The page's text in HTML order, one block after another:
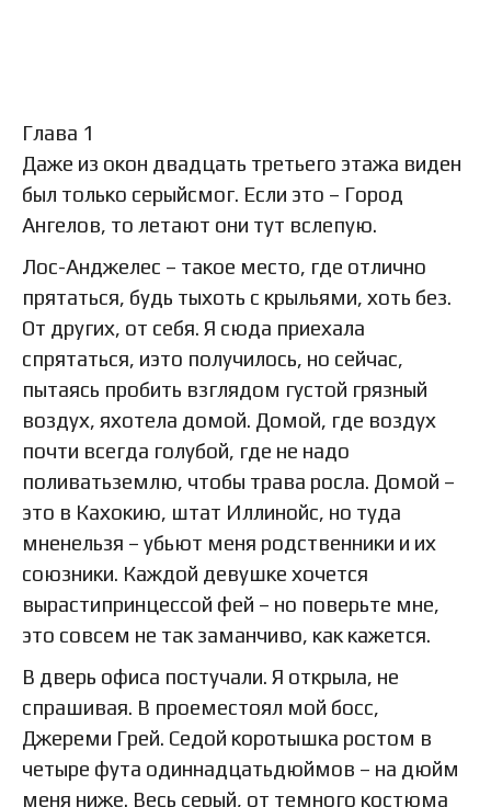
Глава 1
Даже из окон двадцать третьего этажа виден
был только серыйсмог. Если это – Город
Ангелов, то летают они тут вслепую.
Лос-Анджелес – такое место, где отлично
прятаться, будь тыхоть с крыльями, хоть без.
От других, от себя. Я сюда приехала
спрятаться, иэто получилось, но сейчас,
пытаясь пробить взглядом густой грязный
воздух, яхотела домой. Домой, где воздух
почти всегда голубой, где не надо
поливатьземлю, чтобы трава росла. Домой –
это в Кахокию, штат Иллинойс, но туда
мненельзя – убьют меня родственники и их
союзники. Каждой девушке хочется
вырастипринцессой фей – но поверьте мне,
это совсем не так заманчиво, как кажется.
В дверь офиса постучали. Я открыла, не
спрашивая. В проеместоял мой босс,
Джереми Грей. Седой коротышка ростом в
четыре фута одиннадцатьдюймов – на дюйм
меня ниже. Весь серый, от темного костюма